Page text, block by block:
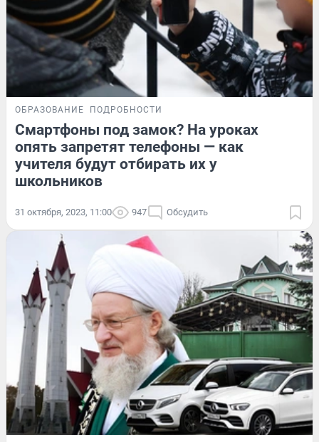
ОБРАЗОВАНИЕ ПОДРОБНОСТИ
Смартфоны под замок? На уроках
опять запретят телефоны — как
учителя будут отбирать их у
школьников
31 октября, 2023, 11:00 947 Обсудить